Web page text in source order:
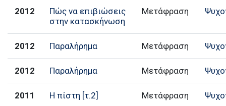
2012
Πώς να επιβιώσεις
στην κατασκήνωση
Μετάφραση
2012 Παραλήρημα Μετάφραση
2012 Παραλήρημα Μετάφραση
2011 Η πίστη [τ.2] Μετάφραση